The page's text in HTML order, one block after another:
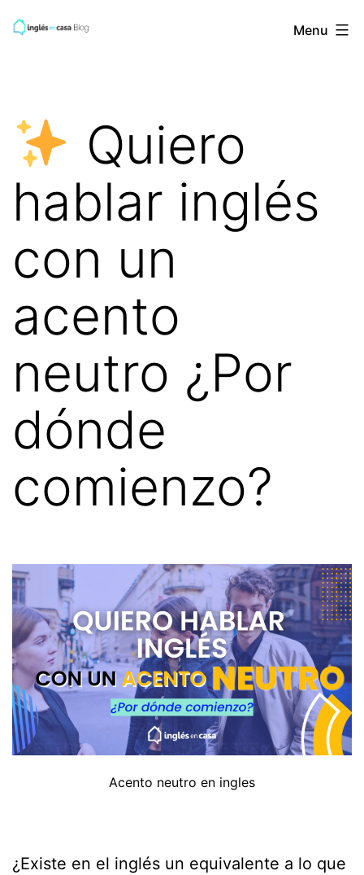
BLOG
CASA
Menu
Quiero
hablar inglés
con un
acento
neutro ¿Por
dónde
comienzo?
Acento neutro en ingles
¿Existe en el inglés un equivalente a lo que